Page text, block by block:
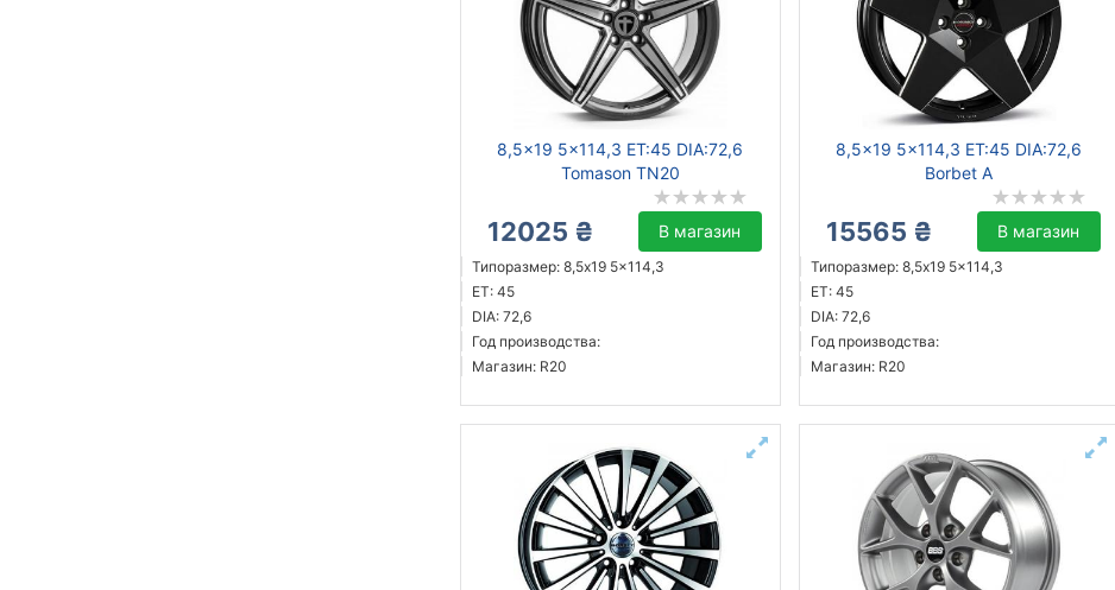
8,5x19 5x114,3 ET:45 DIA:72,6
Tomason TN20
12025 ₴ В магазин
Типоразмер: 8,5x19 5x114,3
ET: 45
DIA: 72,6
Год производства:
Магазин: R20
8,5x19 5x114,3 ET:45 DIA:72,6
Borbet A
15565 ₴ В магазин
Типоразмер: 8,5x19 5x114,3
ET: 45
DIA: 72,6
Год производства:
Магазин: R20